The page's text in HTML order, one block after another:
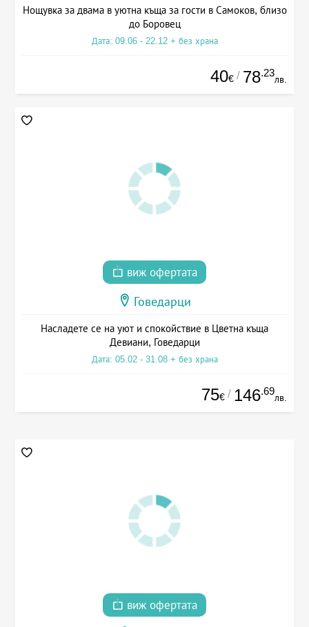
Нощувка за двама в уютна къща за гости в Самоков, близо
до Боровец
Дата: 09.06 - 22.12 + без храна
40€ / 78.23
лв.
виж офертата
Говедарци
Насладете се на уют и спокойствие в Цветна къща
Девиани, Говедарци
Дата: 05.02 - 31.08 + без храна
75€ / 146.69
лв.
виж офертата